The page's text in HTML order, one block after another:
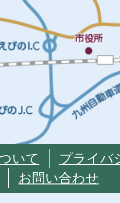
いて
プライバ
お問い合わせ